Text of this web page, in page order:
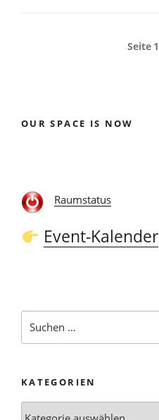
Seitennummerierung
Seite 1
OUR SPACE IS NOW
Raumstatus
Event-Kalender
nach:
KATEGORIEN